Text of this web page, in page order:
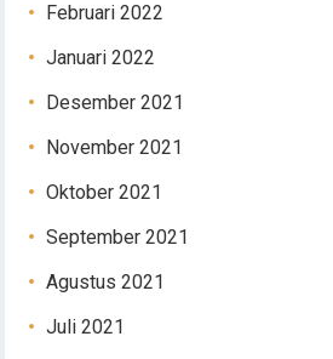
Februari 2022
Januari 2022
Desember 2021
November 2021
Oktober 2021
September 2021
Agustus 2021
Juli 2021